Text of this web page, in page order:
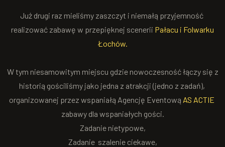
Już drugi raz mieliśmy zaszczyt i niemałą przyjemność
realizować zabawę w przepięknej scenerii Pałacu i Folwarku
Łochów.
W tym niesamowitym miejscu gdzie nowoczesność łączy się z
historią gościliśmy jako jedna z atrakcji (jedno z zadań),
organizowanej przez wspaniałą Agencję Eventową AS ACTIE
zabawy dla wspaniałych gości.
Zadanie nietypowe,
Zadanie szalenie ciekawe,